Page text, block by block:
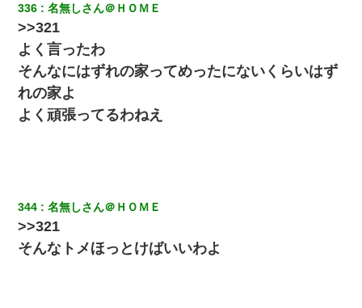
【悲報】嫁がワイのこと嫌いっぽいから単身赴任した結果
13歳娘が元嫁のところから逃げてきた。どう扱ったらいいのかわ
からない
嫁に不倫されたから嫁と不倫相手に1000万の慰謝料請求した
彼女にプロポーズしてOK貰った俺、告げられた結婚条件にブチ切
れて無事婚約破棄・・・
336 名無しさん＠ＨＯＭＥ
>>321
よく言ったわ
そんなにはずれの家ってめったにないくらいはず
れの家よ
よく頑張ってるわねえ
344 名無しさん＠ＨＯＭＥ
>>321
そんなトメほっとけばいいわよ